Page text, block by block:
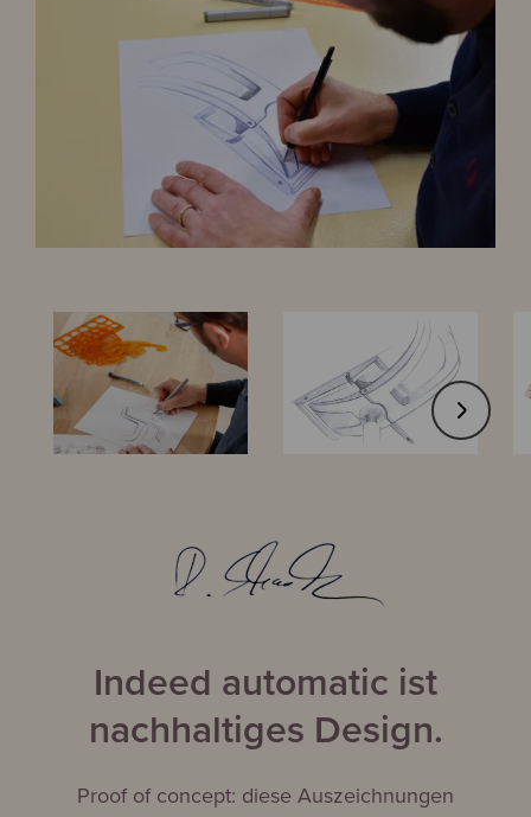
Indeed automatic ist
nachhaltiges Design.
Proof of concept: diese Auszeichnungen